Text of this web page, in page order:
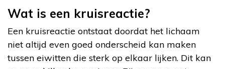
Wat is een kruisreactie?
Een kruisreactie ontstaat doordat het lichaam
niet altijd even goed onderscheid kan maken
tussen eiwitten die sterk op elkaar lijken. Dit kan